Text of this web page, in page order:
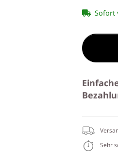
Sofort
Sehr